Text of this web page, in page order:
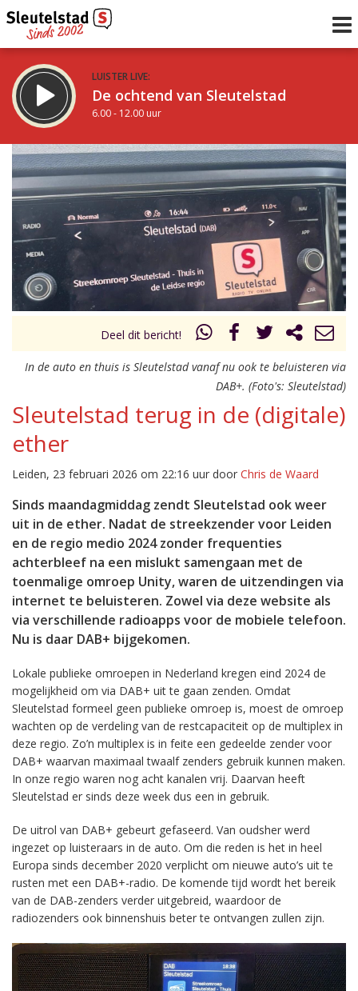
LUISTER LIVE:
De ochtend van Sleutelstad
6.00 - 12.00 uur
STRAKS:
De middag van Sleutelstad
12.00 - 17.00 uur
Vorig uur
uur 1 van 0 Volgend uur
Deel dit bericht!
In de auto en thuis is Sleutelstad vanaf nu ook te beluisteren via
DAB+. (Foto's: Sleutelstad)
Sleutelstad terug in de (digitale)
ether
Leiden, 23 februari 2026 om 22:16 uur door Chris de Waard
Sinds maandagmiddag zendt Sleutelstad ook weer
uit in de ether. Nadat de streekzender voor Leiden
en de regio medio 2024 zonder frequenties
achterbleef na een mislukt samengaan met de
toenmalige omroep Unity, waren de uitzendingen via
internet te beluisteren. Zowel via deze website als
via verschillende radioapps voor de mobiele telefoon.
Nu is daar DAB+ bijgekomen.
Lokale publieke omroepen in Nederland kregen eind 2024 de
mogelijkheid om via DAB+ uit te gaan zenden. Omdat
Sleutelstad formeel geen publieke omroep is, moest de omroep
wachten op de verdeling van de restcapaciteit op de multiplex in
deze regio. Zo’n multiplex is in feite een gedeelde zender voor
DAB+ waarvan maximaal twaalf zenders gebruik kunnen maken.
In onze regio waren nog acht kanalen vrij. Daarvan heeft
Sleutelstad er sinds deze week dus een in gebruik.
De uitrol van DAB+ gebeurt gefaseerd. Van oudsher werd
ingezet op luisteraars in de auto. Om die reden is het in heel
Europa sinds december 2020 verplicht om nieuwe auto’s uit te
rusten met een DAB+-radio. De komende tijd wordt het bereik
van de DAB-zenders verder uitgebreid, waardoor de
radiozenders ook binnenshuis beter te ontvangen zullen zijn.